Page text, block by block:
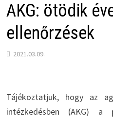
AKG: ötödik
ellenőrzések
2021.03.09.
Tájékoztatjuk, hogy az
intézkedésben (AKG) a